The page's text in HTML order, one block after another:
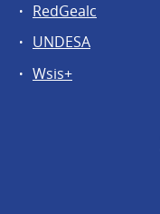
RedGealc
UNDESA
Wsis+